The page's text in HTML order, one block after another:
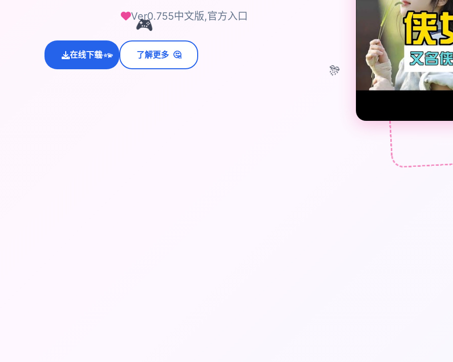
🎮
Ver0.755中文版,官方入口
在线下载
✨⭐💫 了解更多 🤔
🎊